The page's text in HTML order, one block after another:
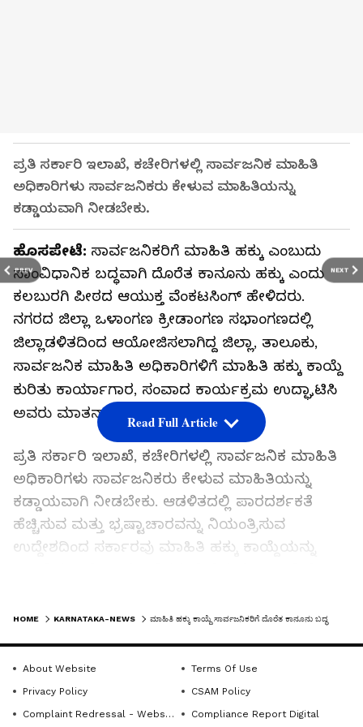
PREV NEXT
ಪ್ರತಿ ಸರ್ಕಾರಿ ಇಲಾಖೆ, ಕಚೇರಿಗಳಲ್ಲಿ ಸಾರ್ವಜನಿಕ ಮಾಹಿತಿ
ಅಧಿಕಾರಿಗಳು ಸಾರ್ವಜನಿಕರು ಕೇಳುವ ಮಾಹಿತಿಯನ್ನು
ಕಡ್ಡಾಯವಾಗಿ ನೀಡಬೇಕು.
ಹೊಸಪೇಟೆ: ಸಾರ್ವಜನಿಕರಿಗೆ ಮಾಹಿತಿ ಹಕ್ಕು ಎಂಬುದು
ಸಾಂವಿಧಾನಿಕ ಬದ್ಧವಾಗಿ ದೊರೆತ ಕಾನೂನು ಹಕ್ಕು ಎಂದು
ಕಲಬುರಗಿ ಪೀಠದ ಆಯುಕ್ತ ವೆಂಕಟಸಿಂಗ್ ಹೇಳಿದರು.
ನಗರದ ಜಿಲ್ಲಾ ಒಳಾಂಗಣ ಕ್ರೀಡಾಂಗಣ ಸಭಾಂಗಣದಲ್ಲಿ
ಜಿಲ್ಲಾಡಳಿತದಿಂದ ಆಯೋಜಿಸಲಾಗಿದ್ದ ಜಿಲ್ಲಾ, ತಾಲೂಕು,
ಸಾರ್ವಜನಿಕ ಮಾಹಿತಿ ಅಧಿಕಾರಿಗಳಿಗೆ ಮಾಹಿತಿ ಹಕ್ಕು ಕಾಯ್ದೆ
ಕುರಿತು ಕಾರ್ಯಾಗಾರ, ಸಂವಾದ ಕಾರ್ಯಕ್ರಮ ಉದ್ಘಾಟಿಸಿ
ಅವರು ಮಾತನಾಡಿದರು.
ಪ್ರತಿ ಸರ್ಕಾರಿ ಇಲಾಖೆ, ಕಚೇರಿಗಳಲ್ಲಿ ಸಾರ್ವಜನಿಕ ಮಾಹಿತಿ
ಅಧಿಕಾರಿಗಳು ಸಾರ್ವಜನಿಕರು ಕೇಳುವ ಮಾಹಿತಿಯನ್ನು
ಕಡ್ಡಾಯವಾಗಿ ನೀಡಬೇಕು. ಆಡಳಿತದಲ್ಲಿ ಪಾರದರ್ಶಕತೆ
ಹೆಚ್ಚಿಸುವ ಮತ್ತು ಭ್ರಷ್ಟಾಚಾರವನ್ನು ನಿಯಂತ್ರಿಸುವ
ಉದ್ದೇಶದಿಂದ ಸರ್ಕಾರವು ಮಾಹಿತಿ ಹಕ್ಕು ಕಾಯ್ದೆಯನ್ನು
ಅಥವಾ ಅಧಿಕಾರಿಗಳು ವಿಳಂಬ ಮಾಡದೇ ತಕ್ಷಣವೇ ಆ
ಪ್ರಾಧಿಕಾರಕ್ಕೆ ವರ್ಗಾವಣೆ ಮಾಡಬೇಕು ಎಂದರು.
Read Full Article
HOME KARNATAKA-NEWS
About Website
Terms Of Use
Privacy Policy
CSAM Policy
Complaint Redressal - Website
Compliance Report Digital